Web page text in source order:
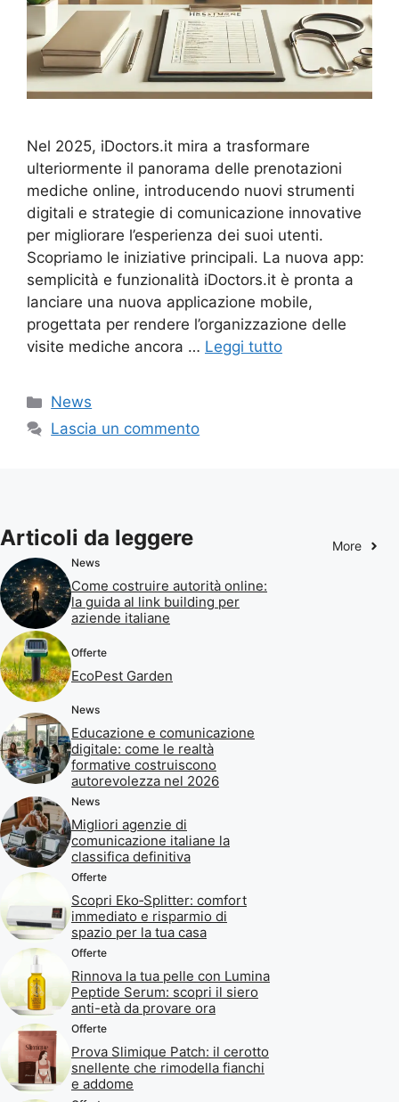
Nel 2025, iDoctors.it mira a trasformare
ulteriormente il panorama delle prenotazioni
mediche online, introducendo nuovi strumenti
digitali e strategie di comunicazione innovative
per migliorare l’esperienza dei suoi utenti.
Scopriamo le iniziative principali. La nuova app:
semplicità e funzionalità iDoctors.it è pronta a
lanciare una nuova applicazione mobile,
progettata per rendere l’organizzazione delle
visite mediche ancora … Leggi tutto
Categorie
News
Lascia un commento
Articoli da leggere More
News
Come costruire autorità online:
la guida al link building per
aziende italiane
Offerte
EcoPest Garden
News
Educazione e comunicazione
digitale: come le realtà
formative costruiscono
autorevolezza nel 2026
News
Migliori agenzie di
comunicazione italiane la
classifica definitiva
Offerte
Scopri Eko‑Splitter: comfort
immediato e risparmio di
spazio per la tua casa
Offerte
Rinnova la tua pelle con Lumina
Peptide Serum: scopri il siero
anti-età da provare ora
Offerte
Prova Slimique Patch: il cerotto
snellente che rimodella fianchi
e addome